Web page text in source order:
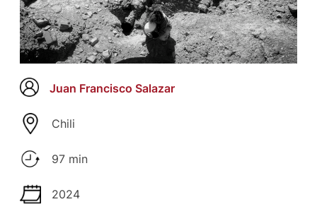
Juan Francisco Salazar
Chili
97 min
2024